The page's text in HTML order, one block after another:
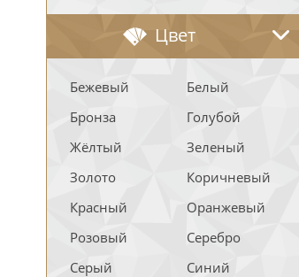
Цвет
Бежевый
Белый
Бронза
Голубой
Жёлтый
Зеленый
Золото
Коричневый
Красный
Оранжевый
Розовый
Серебро
Серый
Синий